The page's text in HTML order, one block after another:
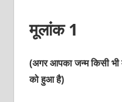
मूलांक 1
(अगर आपका जन्म किसी
को हुआ है)